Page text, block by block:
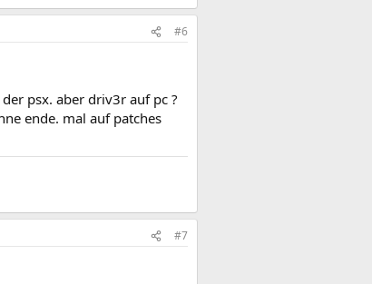
#6
psx. aber driv3r auf pc ?
ende. mal auf patches
#7